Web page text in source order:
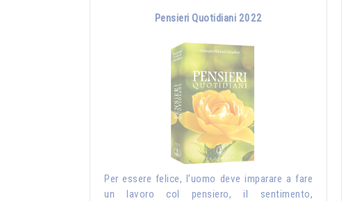
Pensieri Quotidiani 2022
Per essere felice, l’uomo deve imparare a fare
un lavoro col pensiero, il sentimento,